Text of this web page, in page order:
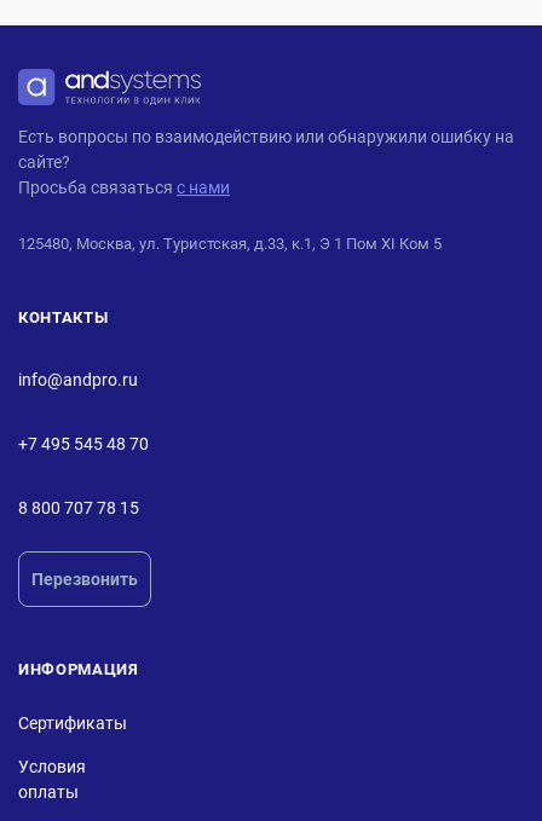
ANDPRO
Есть вопросы по взаимодействию или обнаружили ошибку на
сайте?
Просьба связаться с нами
125480, Москва, ул. Туристская, д.33, к.1, Э 1 Пом XI Ком 5
КОНТАКТЫ
info@andpro.ru
+7 495 545 48 70
8 800 707 78 15
Перезвонить
ИНФОРМАЦИЯ
Сертификаты
Условия
оплаты